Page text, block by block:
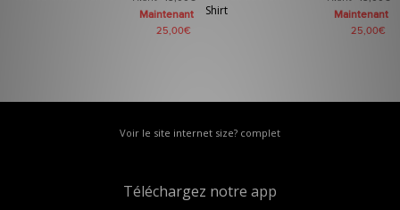
Maintenant
25,00€
Shirt
Maintenant
25,00€
Voir le site internet size? complet
Téléchargez notre app